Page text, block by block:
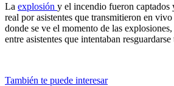
La explosión y el incendio fueron
real por asistentes que transmitieron en vivo
donde se ve el momento de las
entre asistentes que intentaban
También te puede interesar